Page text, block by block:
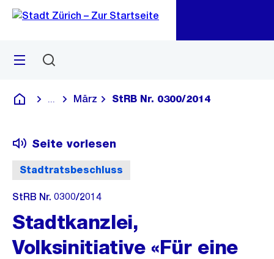
Navigation
Sprunglink
Menü
Deutsch
Blende alle Breadcrumbs ein
März StRB Nr. 0300/2014
Stadtratsbeschluss
Seite vorlesen
StRB Nr. 0300/2014
Stadtkanzlei,
Volksinitiative «Für eine